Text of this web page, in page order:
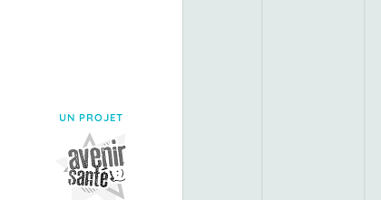
UN PROJET